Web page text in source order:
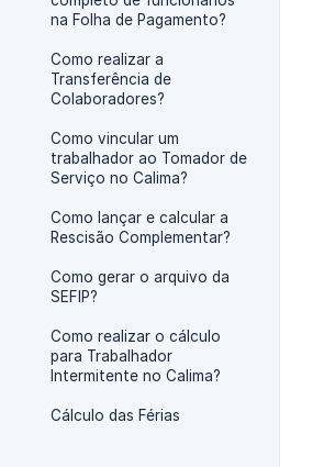
na Folha de Pagamento?
Como realizar a
Transferência de
Colaboradores?
Como vincular um
trabalhador ao Tomador de
Serviço no Calima?
Como lançar e calcular a
Rescisão Complementar?
Como gerar o arquivo da
SEFIP?
Como realizar o cálculo
para Trabalhador
Intermitente no Calima?
Cálculo das Férias